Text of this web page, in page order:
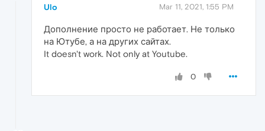
Ulo Mar 11, 2021, 1:55 PM
Дополнение просто не работает. Не только
на Ютубе, а на других сайтах.
It doesn't work. Not only at Youtube.
0